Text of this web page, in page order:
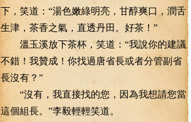
下，笑道：“湯色嫩綠明亮，甘醇爽口，潤舌
生津，茶香之氣，直透丹田。好茶！”
溫玉溪放下茶杯，笑道：“我說你的建議
不錯！我贊成！你找過唐省長或者分管副省
長沒有？”
“沒有，我直接找的您，因為我想請您當
這個組長。”李毅輕輕笑道。